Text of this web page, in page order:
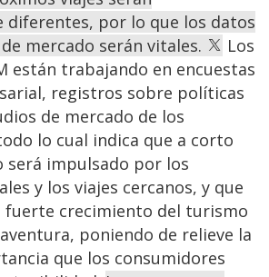
diferentes, por lo que los datos
mercado serán vitales.
Los
están trabajando en encuestas
registros sobre políticas
de mercado de los
lo cual indica que a corto
será impulsado por los
y los viajes cercanos, y que
fuerte crecimiento del turismo
poniendo de relieve la
que los consumidores